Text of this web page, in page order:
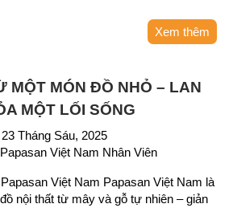
Xem thêm
MỘT MÓN ĐỒ NHỎ – LAN
MỘT LỐI SỐNG
23 Tháng Sáu, 2025
Papasan Việt Nam Nhân Viên
Việt Nam Papasan Việt Nam là
nội thất từ mây và gỗ tự nhiên – giản